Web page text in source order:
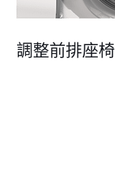
調整前排座椅